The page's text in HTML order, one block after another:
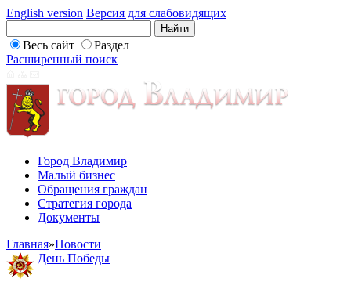
English version Версия для слабовидящих
Весь сайт
Раздел
Расширенный поиск
Город Владимир
Малый бизнес
Обращения граждан
Стратегия города
Документы
Главная»Новости
День Победы